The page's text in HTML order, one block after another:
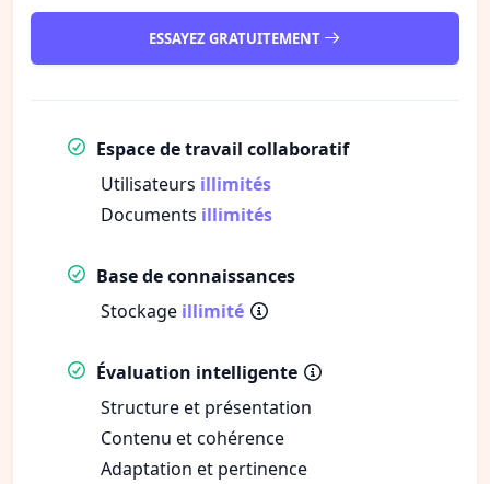
ESSAYEZ GRATUITEMENT
Espace de travail collaboratif
Utilisateurs illimités
Documents illimités
Base de connaissances
Stockage illimité
Évaluation intelligente
Structure et présentation
Contenu et cohérence
Adaptation et pertinence